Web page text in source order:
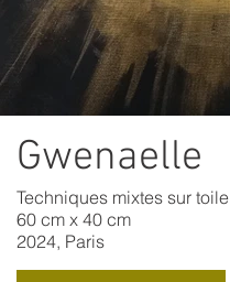
Gwenaelle
Techniques mixtes sur toile
60 cm x 40 cm
2024, Paris